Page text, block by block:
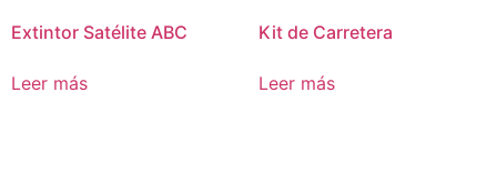
Extintor Satélite ABC
Leer más
Kit de Carretera
Leer más